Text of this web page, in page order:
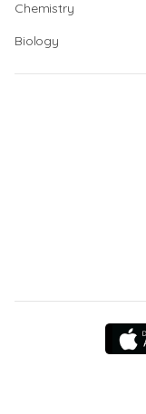
Chemistry
Biology